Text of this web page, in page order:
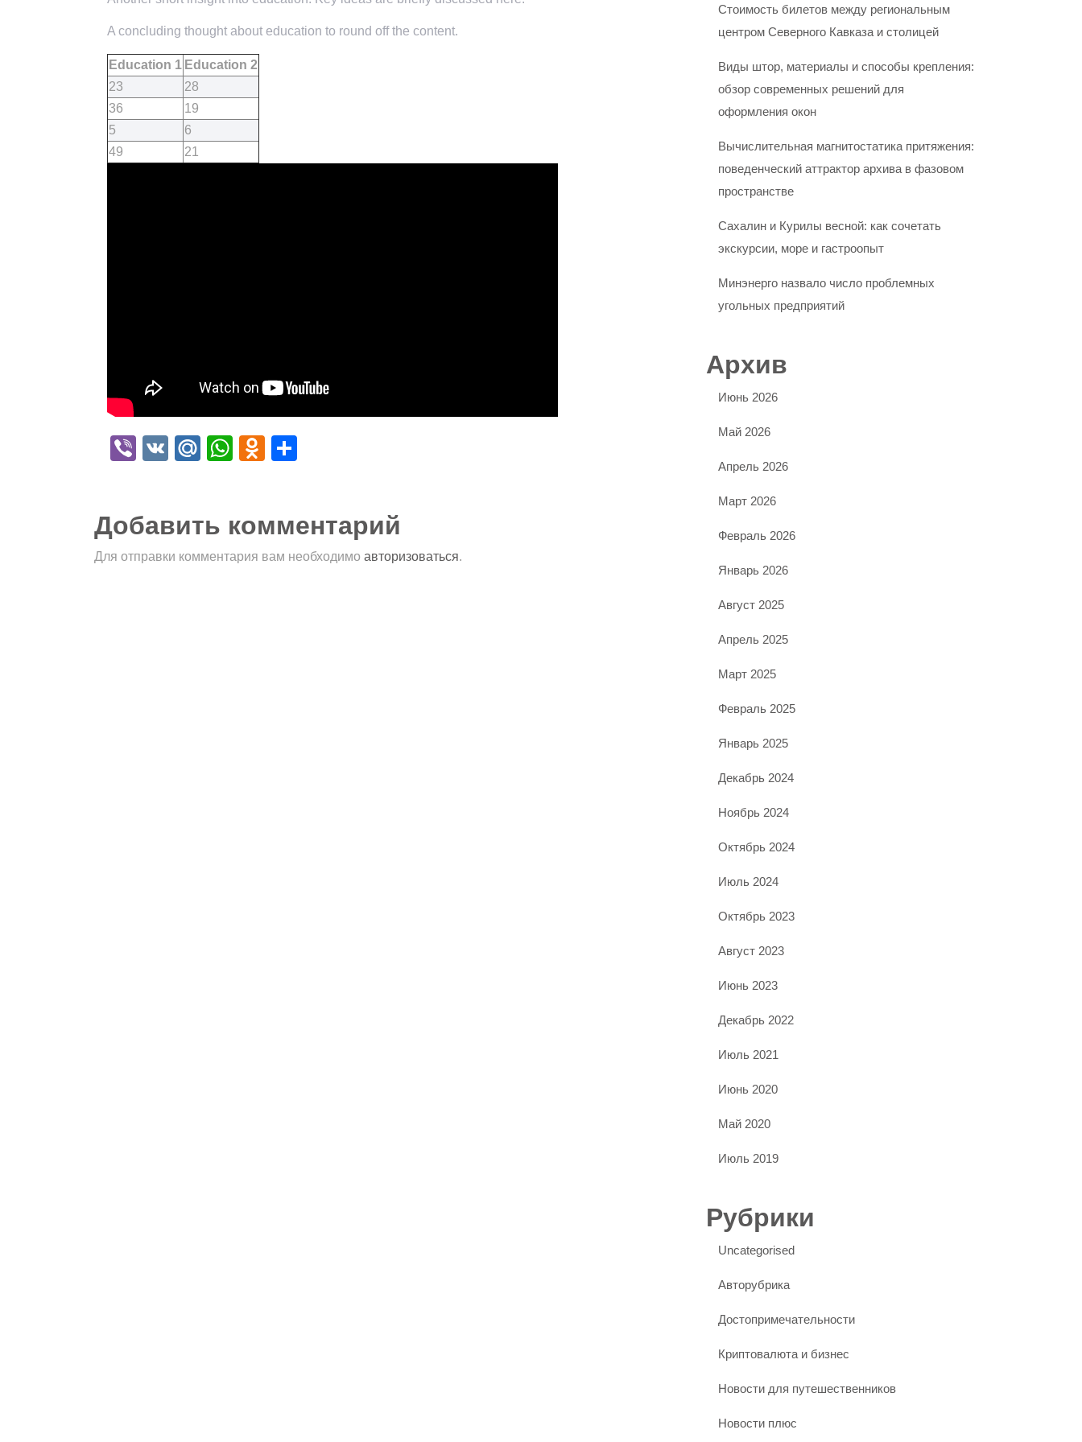
A concluding thought about education to round off the content.
Education 1 Education 2
23
28
36
19
5
6
49
21
Viber
VK Mail.Ru
WhatsApp
Odnoklassniki
Добавить комментарий
Для отправки комментария вам необходимо авторизоваться.
Стоимость билетов между региональным
центром Северного Кавказа и столицей
Виды штор, материалы и способы крепления:
обзор современных решений для
оформления окон
Вычислительная магнитостатика притяжения:
поведенческий аттрактор архива в фазовом
пространстве
Сахалин и Курилы весной: как сочетать
экскурсии, море и гастроопыт
Минэнерго назвало число проблемных
угольных предприятий
Архив
Июнь 2026
Май 2026
Апрель 2026
Март 2026
Февраль 2026
Январь 2026
Август 2025
Апрель 2025
Март 2025
Февраль 2025
Январь 2025
Декабрь 2024
Ноябрь 2024
Октябрь 2024
Июль 2024
Октябрь 2023
Август 2023
Июнь 2023
Декабрь 2022
Июль 2021
Июнь 2020
Май 2020
Июль 2019
Рубрики
Uncategorised
Авторубрика
Достопримечательности
Криптовалюта и бизнес
Новости для путешественников
Новости плюс